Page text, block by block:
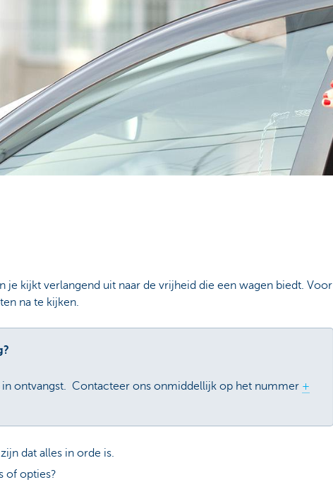
je kijkt verlangend uit naar de vrijheid die een wagen biedt. Voor
na te kijken.
ontvangst. Contacteer ons onmiddellijk op het nummer +
dat alles in orde is.
of opties?